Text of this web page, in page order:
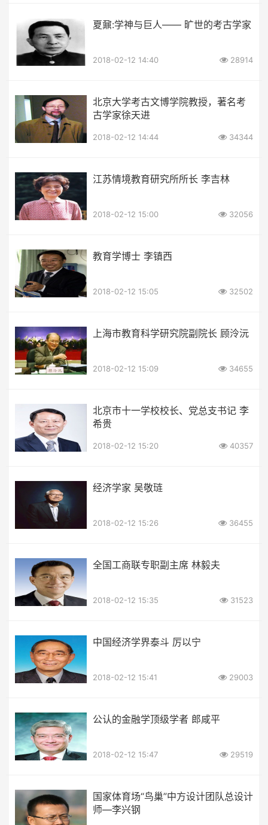
夏鼐:学神与巨人—— 旷世的考古学家
2018-02-12 14:40 28914
北京大学考古文博学院教授，著名考
古学家徐天进
2018-02-12 14:44 34344
江苏情境教育研究所所长 李吉林
2018-02-12 15:00 32056
教育学博士 李镇西
2018-02-12 15:05 32502
上海市教育科学研究院副院长 顾泠沅
2018-02-12 15:09 34655
北京市十一学校校长、党总支书记 李
希贵
2018-02-12 15:20 40357
经济学家 吴敬琏
2018-02-12 15:26 36455
全国工商联专职副主席 林毅夫
2018-02-12 15:35 31523
中国经济学界泰斗 厉以宁
2018-02-12 15:41 29003
公认的金融学顶级学者 郎咸平
2018-02-12 15:47 29519
国家体育场“鸟巢”中方设计团队总设计
师—李兴钢